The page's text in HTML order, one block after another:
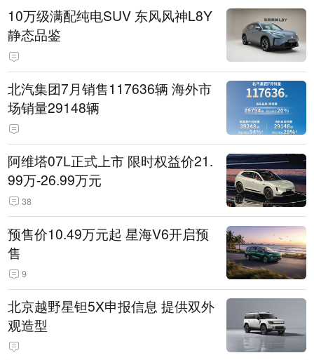
10万级满配纯电SUV 东风风神L8Y
静态品鉴
北汽集团7月销售117636辆 海外市
场销量29148辆
阿维塔07L正式上市 限时权益价21.
99万-26.99万元
38
预售价10.49万元起 星海V6开启预
售
9
北京越野星钽5X申报信息 提供双外
观造型